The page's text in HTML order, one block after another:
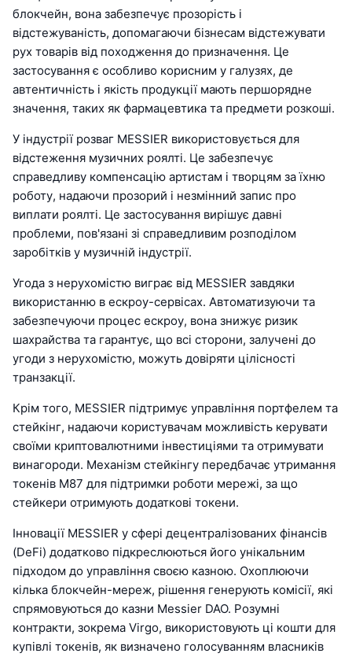
блокчейн, вона забезпечує прозорість і
відстежуваність, допомагаючи бізнесам відстежувати
рух товарів від походження до призначення. Це
застосування є особливо корисним у галузях, де
автентичність і якість продукції мають першорядне
значення, таких як фармацевтика та предмети розкоші.
У індустрії розваг MESSIER використовується для
відстеження музичних роялті. Це забезпечує
справедливу компенсацію артистам і творцям за їхню
роботу, надаючи прозорий і незмінний запис про
виплати роялті. Це застосування вирішує давні
проблеми, пов'язані зі справедливим розподілом
заробітків у музичній індустрії.
Угода з нерухомістю виграє від MESSIER завдяки
використанню в ескроу-сервісах. Автоматизуючи та
забезпечуючи процес ескроу, вона знижує ризик
шахрайства та гарантує, що всі сторони, залучені до
угоди з нерухомістю, можуть довіряти цілісності
транзакції.
Крім того, MESSIER підтримує управління портфелем та
стейкінг, надаючи користувачам можливість керувати
своїми криптовалютними інвестиціями та отримувати
винагороди. Механізм стейкінгу передбачає утримання
токенів M87 для підтримки роботи мережі, за що
стейкери отримують додаткові токени.
Інновації MESSIER у сфері децентралізованих фінансів
(DeFi) додатково підкреслюються його унікальним
підходом до управління своєю казною. Охоплюючи
кілька блокчейн-мереж, рішення генерують комісії, які
спрямовуються до казни Messier DAO. Розумні
контракти, зокрема Virgo, використовують ці кошти для
купівлі токенів, як визначено голосуванням власників